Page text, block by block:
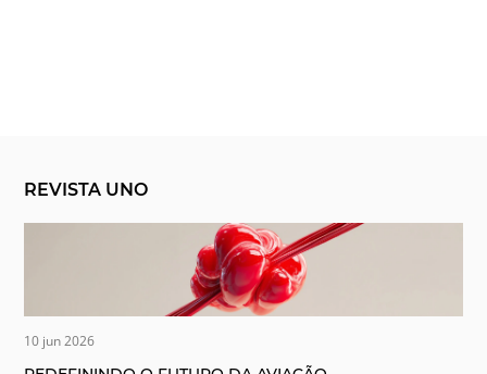
REVISTA UNO
10 jun 2026